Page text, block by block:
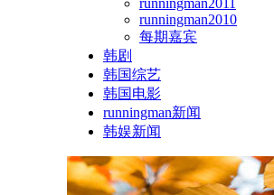
runningman2011
runningman2010
每期嘉宾
韩剧
韩国综艺
韩国电影
runningman新闻
韩娱新闻